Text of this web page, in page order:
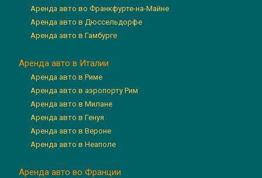
Аренда авто во Франкфурте-на-Майне
Аренда авто в Дюссельдорфе
Аренда авто в Гамбурге
Аренда авто в Италии
Аренда авто в Риме
Аренда авто в аэропорту Рим
Аренда авто в Милане
Аренда авто в Генуя
Аренда авто в Вероне
Аренда авто в Неаполе
Аренда авто во Франции